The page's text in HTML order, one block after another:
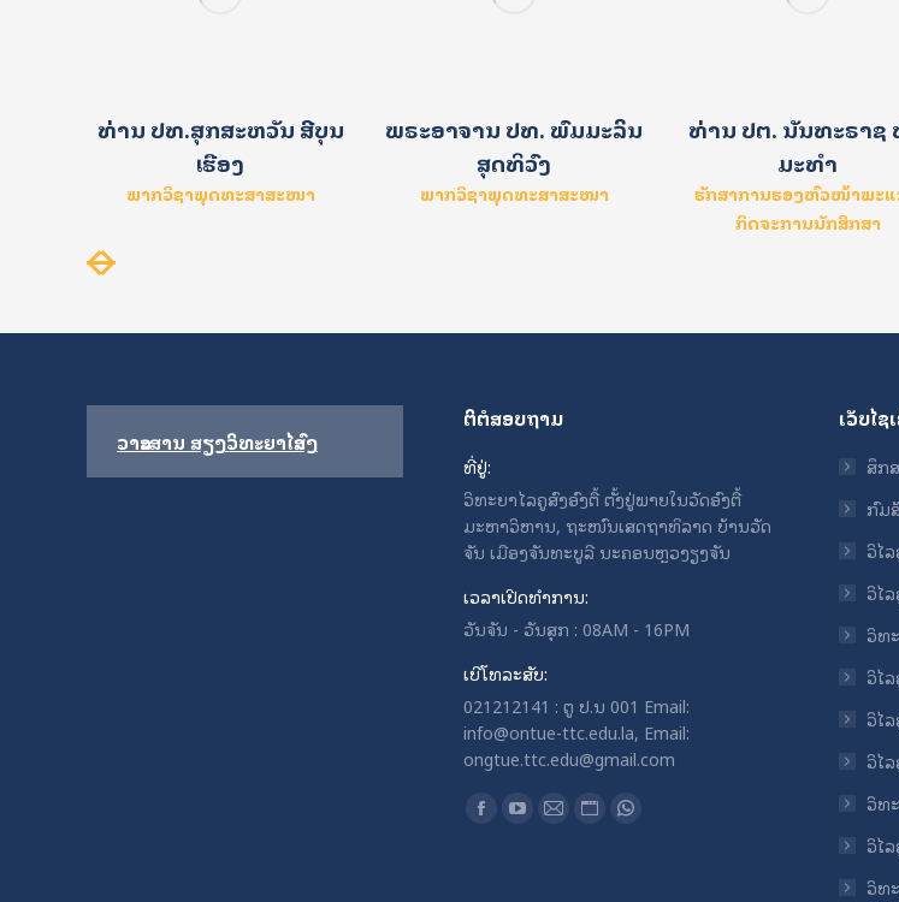
ທ່ານ ປທ.ສຸກສະຫວັນ ສີບຸນ
ເຮືອງ
ພາກວິຊາພຸດທະສາສະໜາ
ພຣະອາຈານ ປທ. ພົມມະລິນ
ສຸດທິວົງ
ພາກວິຊາພຸດທະສາສະໜາ
ທ່ານ ປຕ. ນັນທະຣາຊ
ມະທຳ
ຮັກສາການຮອງຫົວໜ້າພະ
ກິດຈະການນັກສຶກສາ
ວາລະສານ ສຽງວິທະຍາໄລສົງ
ຕິຕໍສອບຖາມ
ທີ່ຢູ່:
ວິທະຍາໄລຄູສົງອົງຕື້ ຕັ້ງຢູ່ພາຍໃນວັດອົງຕື້
ມະຫາວິຫານ, ຖະໜົນເສດຖາທິລາດ ບ້ານວັດ
ຈັນ ເມືອງຈັນທະບູລີ ນະຄອນຫຼວງຽງຈັນ
ເວລາເປີດທໍາການ:
ວັນຈັນ - ວັນສຸກ : 08AM - 16PM
ເບີໂທລະສັບ:
021212141 : ຕູ ປ.ນ 001 Email:
info@ontue-ttc.edu.la, Email:
ongtue.ttc.edu@gmail.com
Find us on:
Facebook
YouTube
MailWebsiteWhatsapp
ເວັບໄຊ
ສຶກ
ກົມ
ວິໄ
ວິໄ
ວິທ
ວິໄ
ວິໄ
ວິໄ
ວິທ
ວິໄ
ວິທ